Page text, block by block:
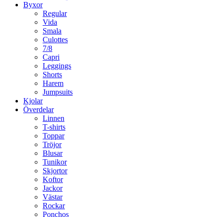
Byxor
Regular
Vida
Smala
Culottes
7/8
Capri
Leggings
Shorts
Harem
Jumpsuits
Kjolar
Överdelar
Linnen
T-shirts
Toppar
Tröjor
Blusar
Tunikor
Skjortor
Koftor
Jackor
Västar
Rockar
Ponchos